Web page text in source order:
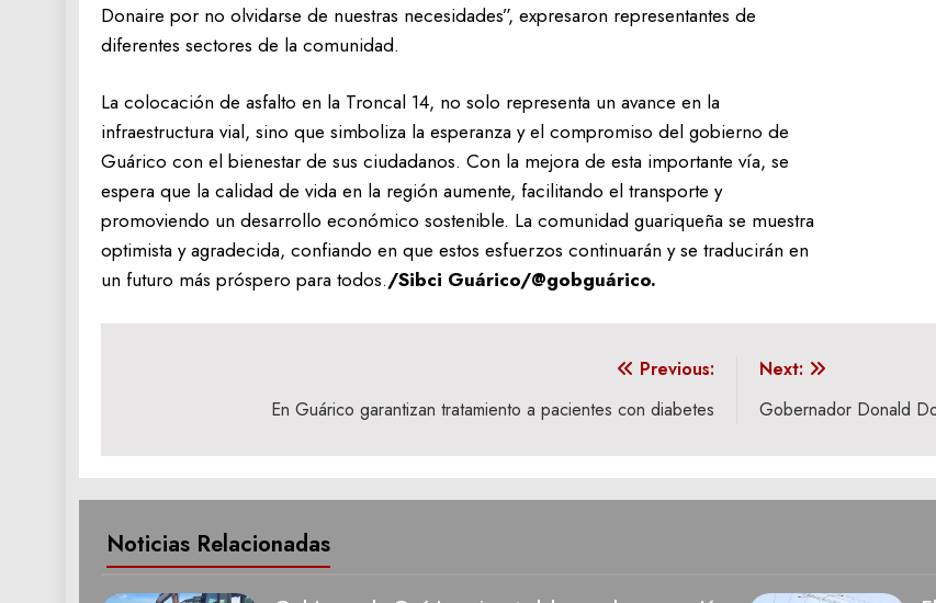
Donaire por no olvidarse de nuestras necesidades”, expresaron representantes de
diferentes sectores de la comunidad.
La colocación de asfalto en la Troncal 14, no solo representa un avance en la
infraestructura vial, sino que simboliza la esperanza y el compromiso del gobierno de
Guárico con el bienestar de sus ciudadanos. Con la mejora de esta importante vía, se
espera que la calidad de vida en la región aumente, facilitando el transporte y
promoviendo un desarrollo económico sostenible. La comunidad guariqueña se muestra
optimista y agradecida, confiando en que estos esfuerzos continuarán y se traducirán en
un futuro más próspero para todos./Sibci Guárico/@gobguárico.
entradas
Previous:
En Guárico garantizan tratamiento a pacientes con diabetes
Next:
Gobernador Donald
Noticias Relacionadas